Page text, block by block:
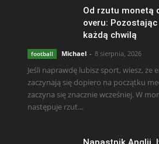
Od rzutu monetą
overu:
każdą chwilą
football Michael - 8 sierpnia, 2026
Jeśli naprawdę lubisz sport, wiesz, że
zaczynają się dopiero na początku
zaczyna się znacznie wcześniej. W
następuje rzut...